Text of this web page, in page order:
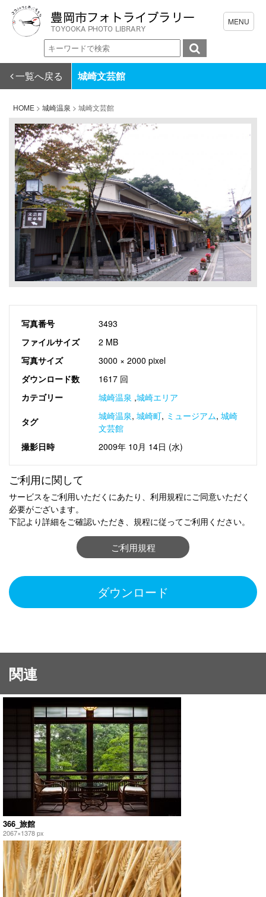
一覧へ戻る 城崎文芸館
HOME > 城崎温泉 > 城崎文芸館
写真番号
3493
ファイルサイズ
2 MB
写真サイズ
3000 × 2000 pixel
ダウンロード数
1617 回
カテゴリー
城崎温泉 ,城崎エリア
タグ 城崎温泉, 城崎町, ミュージアム, 城崎
文芸館
撮影日時
2009年 10月 14日 (水)
ご利用に関して
サービスをご利用いただくにあたり、利用規程にご同意いただく
必要がございます。
下記より詳細をご確認いただき、規程に従ってご利用ください。
ご利用規程
ダウンロード
関連
366_旅館
2067×1378 px